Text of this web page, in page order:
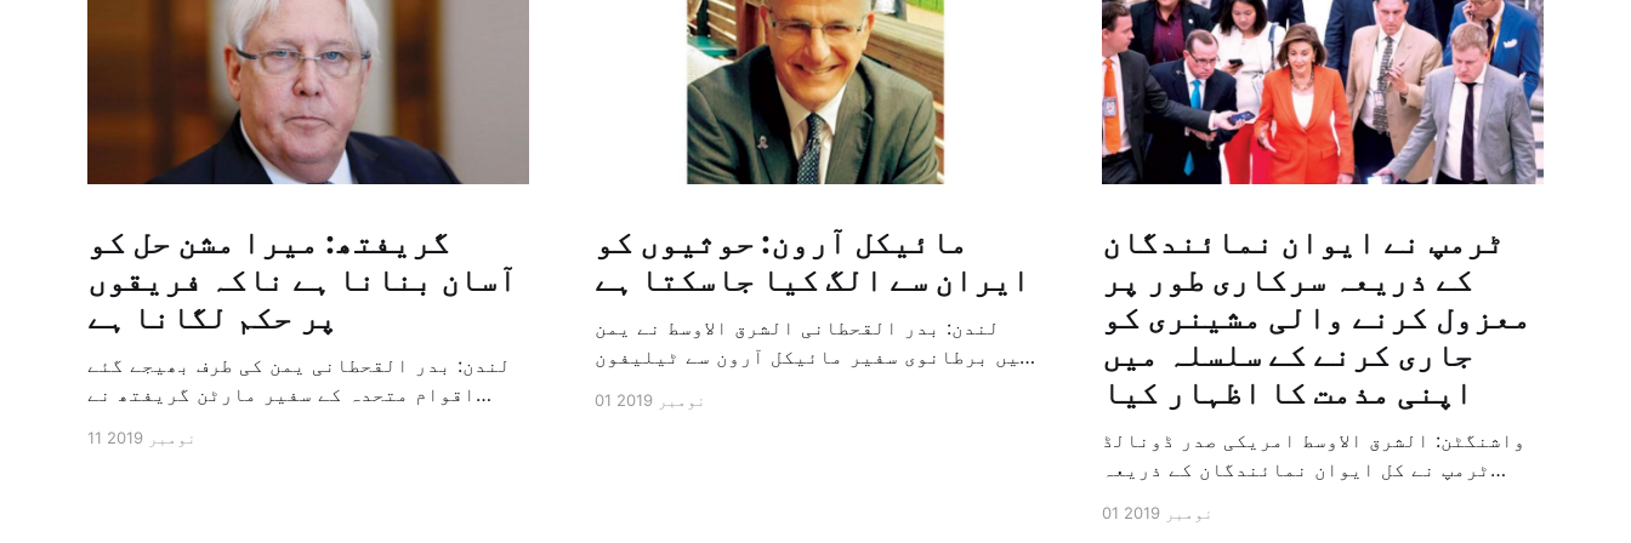
گریفتھ: میرا مشن حل کو
آسان بنانا ہے ناکہ فریقوں
پر حکم لگانا ہے
لندن: بدر القحطانی یمن کی طرف بھیجے گئے
اقوام متحدہ کے سفیر مارٹن گریفتھ نے
خاتمہ کے لئے ثالثی اور اس کشمکش کی
11 نومبر 2019
مائیکل آرون: حوثیوں کو
ایران سے الگ کیا جاسکتا ہے
لندن: بدر القحطانی الشرق الاوسط نے یمن
میں برطانوی سفیر مائیکل آرون سے ٹیلیفون
کہ کیا ایران کو حوثیوں سے الگ کیا جاسکتا
01 نومبر 2019
ٹرمپ نے ایوان نمائندگان
کے ذریعہ سرکاری طور پر
معزول کرنے والی مشینری کو
جاری کرنے کے سلسلہ میں
اپنی مذمت کا اظہار کیا
واشنگٹن: الشرق الاوسط امریکی صدر ڈونالڈ
ٹرمپ نے کل ایوان نمائندگان کے ذریعہ
جاری کرنے کے سلسلہ میں اپنی مذمت کا
01 نومبر 2019